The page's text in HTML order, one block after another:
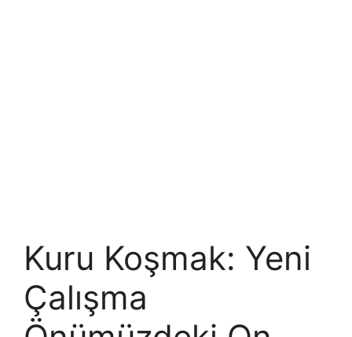
Kuru Koşmak: Yeni
Çalışma